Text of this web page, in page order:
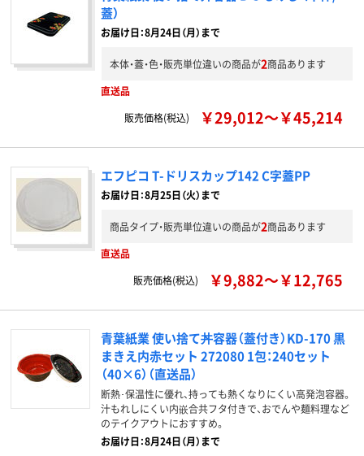
蓋）
お届け日：8月24日（月）まで
本体・蓋・色・販売単位違いの商品が2商品あります
直送品
販売価格(税込)
￥29,012～￥45,214
エフピコ T-ドリスカップ142 C字蓋PP
お届け日：8月25日（火）まで
商品タイプ・販売単位違いの商品が2商品あります
直送品
販売価格(税込)
￥9,882～￥12,765
青葉紙業 使い捨て丼容器（蓋付き）KD-170 黒
まきえ内赤セット 272080 1包：240セット
（40×6）（直送品）
断熱･保温性に優れ、持っても熱くなりにくい高発泡容器。
汁もれしにくい内嵌合共フタ付きで、おでんや麺料理など
のテイクアウトにおすすめ。
お届け日：8月24日（月）まで